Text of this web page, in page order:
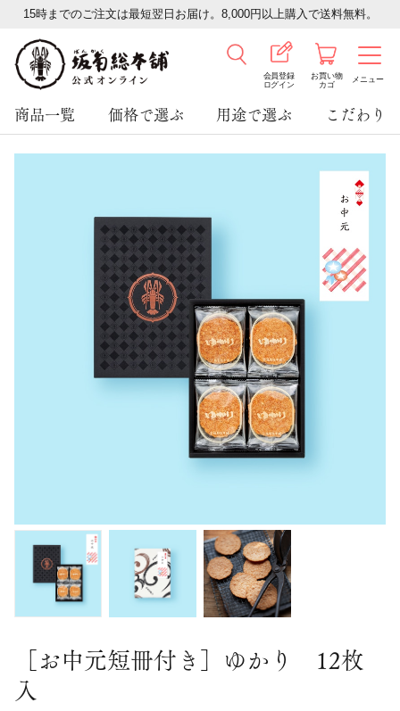
15時までのご注文は最短翌日お届け。8,000円以上購入で送料無料。
会員登録
ログイン
お買い物
カゴ
メニュー
商品一覧 価格で選ぶ 用途で選ぶ こだわり
［お中元短冊付き］ゆかり 12枚
入